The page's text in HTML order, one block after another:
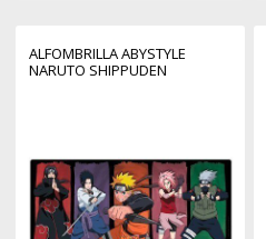
ALFOMBRILLA ABYSTYLE
NARUTO SHIPPUDEN